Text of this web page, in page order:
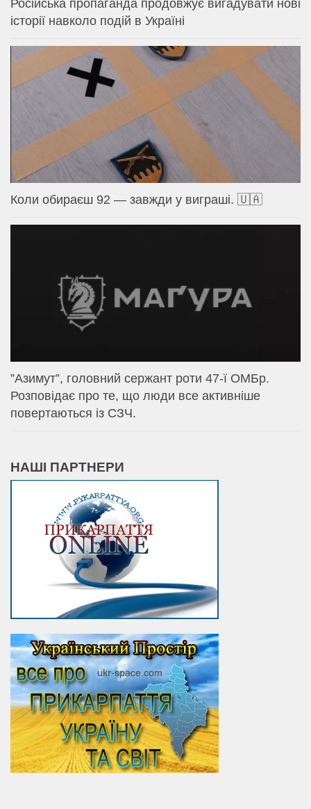
Російська пропаганда продовжує вигадувати нові
історії навколо подій в Україні
Коли обираєш 92 — завжди у виграші. 🇺🇦
⁨”Азимут”, головний сержант роти 47-ї ОМБр.
Розповідає про те, що люди все активніше
повертаються із СЗЧ.
НАШІ ПАРТНЕРИ